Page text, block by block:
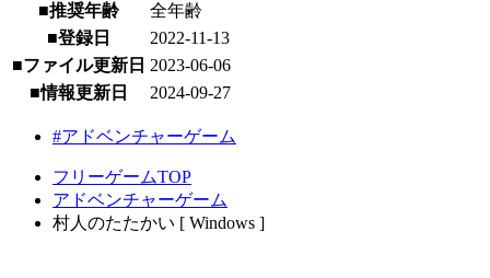
■推奨年齢
全年齢
■登録日
2022-11-13
■ファイル更新日 2023-06-06
■情報更新日
2024-09-27
#アドベンチャーゲーム
フリーゲームTOP
アドベンチャーゲーム
村人のたたかい [ Windows ]